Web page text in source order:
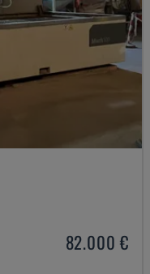
82.000 €